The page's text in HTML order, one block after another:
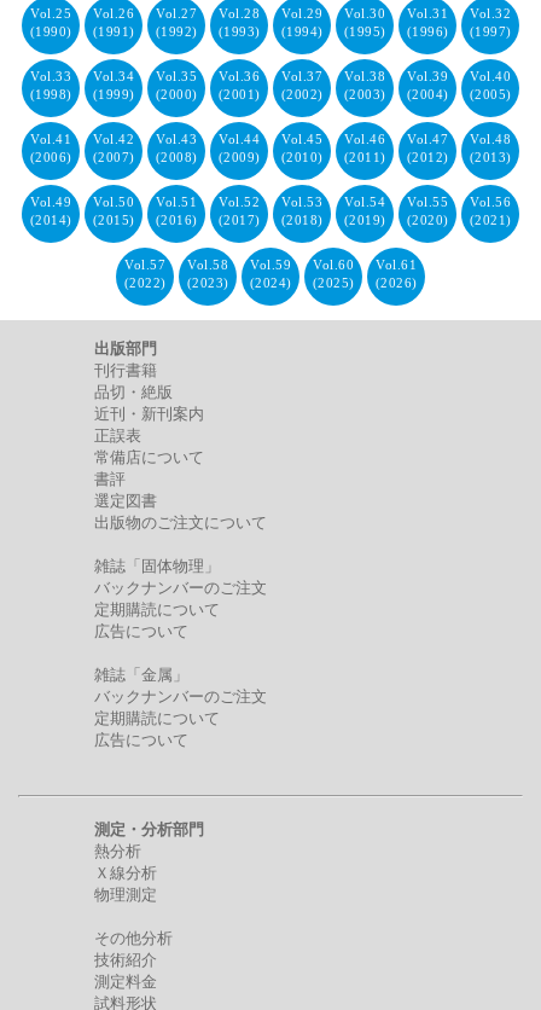
Vol.25
(1990)
Vol.26
(1991)
Vol.27
(1992)
Vol.28
(1993)
Vol.29
(1994)
Vol.30
(1995)
Vol.31
(1996)
Vol.32
(1997)
Vol.33
(1998)
Vol.34
(1999)
Vol.35
(2000)
Vol.36
(2001)
Vol.37
(2002)
Vol.38
(2003)
Vol.39
(2004)
Vol.40
(2005)
Vol.41
(2006)
Vol.42
(2007)
Vol.43
(2008)
Vol.44
(2009)
Vol.45
(2010)
Vol.46
(2011)
Vol.47
(2012)
Vol.48
(2013)
Vol.49
(2014)
Vol.50
(2015)
Vol.51
(2016)
Vol.52
(2017)
Vol.53
(2018)
Vol.54
(2019)
Vol.55
(2020)
Vol.56
(2021)
Vol.57
(2022)
Vol.58
(2023)
Vol.59
(2024)
Vol.60
(2025)
Vol.61
(2026)
出版部門
刊行書籍
品切・絶版
近刊・新刊案内
正誤表
常備店について
書評
選定図書
出版物のご注文について
雑誌「固体物理」
バックナンバーのご注文
定期購読について
広告について
雑誌「金属」
バックナンバーのご注文
定期購読について
広告について
測定・分析部門
熱分析
Ｘ線分析
物理測定
その他分析
技術紹介
測定料金
試料形状